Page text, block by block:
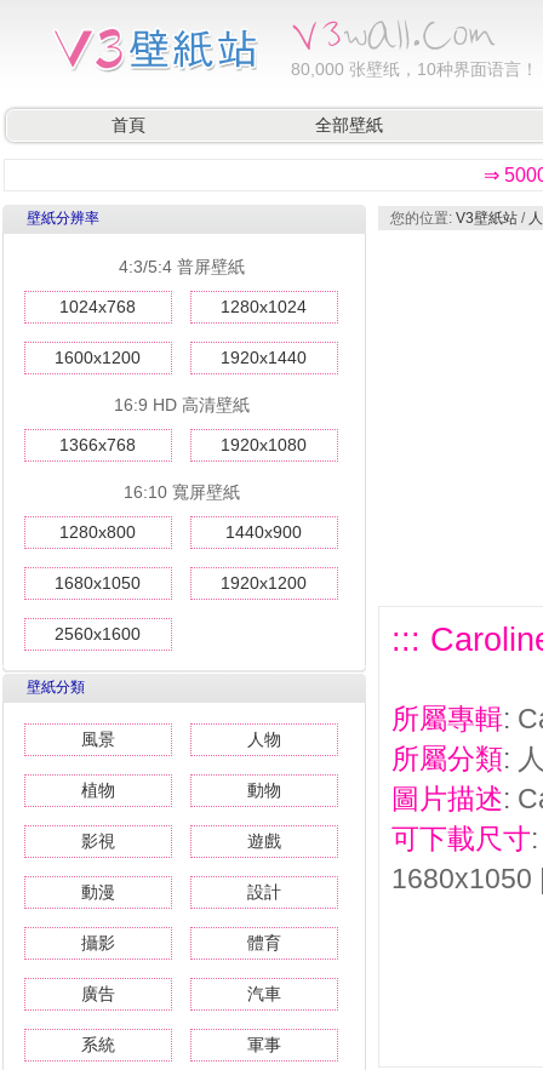
80,000 张壁纸，10种界面语言！
首頁 全部壁紙
⇒
壁紙分辨率
4:3/5:4 普屏壁紙
1024x768 1280x1024
1600x1200 1920x1440
16:9 HD 高清壁紙
1366x768 1920x1080
16:10 寬屏壁紙
1280x800 1440x900
1680x1050 1920x1200
2560x1600
壁紙分類
風景 人物
植物 動物
影視 遊戲
動漫 設計
攝影 體育
廣告 汽車
系統 軍事
您的位置: V3壁紙站 /
:::
所屬專輯:
所屬分類:
圖片描述:
可下載尺寸
1680x1050